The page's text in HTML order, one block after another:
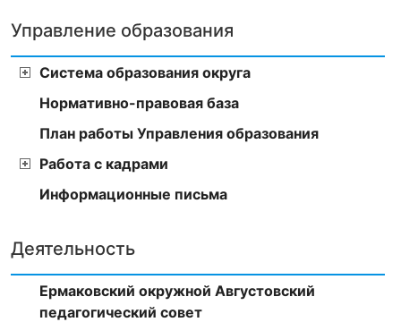
Управление образования
Система образования округа
Нормативно-правовая база
План работы Управления образования
Работа с кадрами
Информационные письма
Деятельность
Ермаковский окружной Августовский
педагогический совет